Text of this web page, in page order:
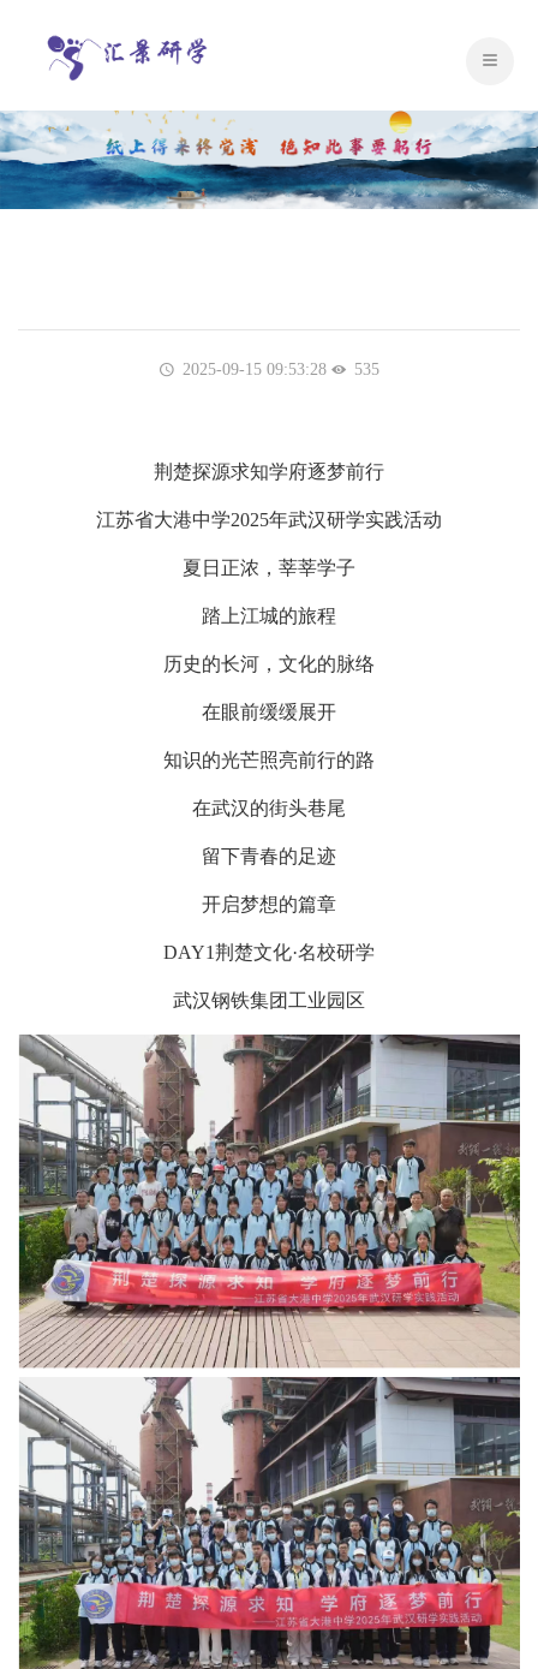
2025-09-15 09:53:28 535
荆楚探源求知学府逐梦前行
江苏省大港中学2025年武汉研学实践活动
夏日正浓，莘莘学子
踏上江城的旅程
历史的长河，文化的脉络
在眼前缓缓展开
知识的光芒照亮前行的路
在武汉的街头巷尾
留下青春的足迹
开启梦想的篇章
DAY1荆楚文化·名校研学
武汉钢铁集团工业园区